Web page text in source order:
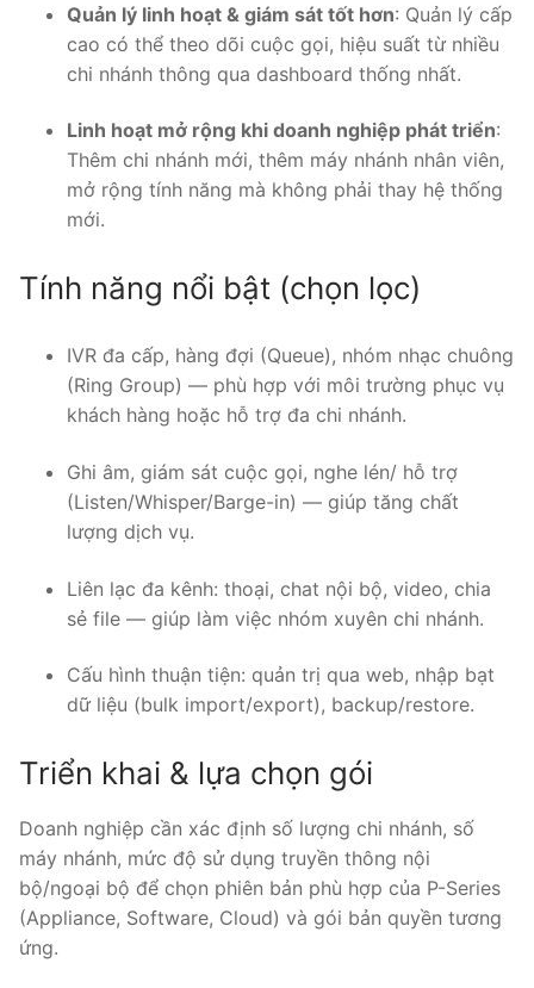
Quản lý linh hoạt & giám sát tốt hơn: Quản lý cấp
cao có thể theo dõi cuộc gọi, hiệu suất từ nhiều
chi nhánh thông qua dashboard thống nhất.
Linh hoạt mở rộng khi doanh nghiệp phát triển:
Thêm chi nhánh mới, thêm máy nhánh nhân viên,
mở rộng tính năng mà không phải thay hệ thống
mới.
Tính năng nổi bật (chọn lọc)
IVR đa cấp, hàng đợi (Queue), nhóm nhạc chuông
(Ring Group) — phù hợp với môi trường phục vụ
khách hàng hoặc hỗ trợ đa chi nhánh.
Ghi âm, giám sát cuộc gọi, nghe lén/ hỗ trợ
(Listen/Whisper/Barge-in) — giúp tăng chất
lượng dịch vụ.
Liên lạc đa kênh: thoại, chat nội bộ, video, chia
sẻ file — giúp làm việc nhóm xuyên chi nhánh.
Cấu hình thuận tiện: quản trị qua web, nhập bạt
dữ liệu (bulk import/export), backup/restore.
Triển khai & lựa chọn gói
Doanh nghiệp cần xác định số lượng chi nhánh, số
máy nhánh, mức độ sử dụng truyền thông nội
bộ/ngoại bộ để chọn phiên bản phù hợp của P-Series
(Appliance, Software, Cloud) và gói bản quyền tương
ứng.